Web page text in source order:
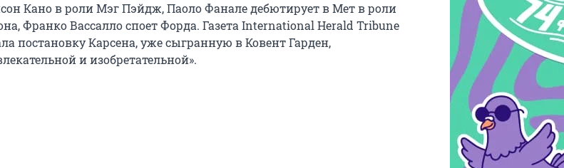
Кано в роли Мэг Пэйдж, Паоло Фанале дебютирует в Мет в роли
Франко Вассалло споет Форда. Газета International Herald Tribune
постановку Карсена, уже сыгранную в Ковент Гарден,
и изобретательной».